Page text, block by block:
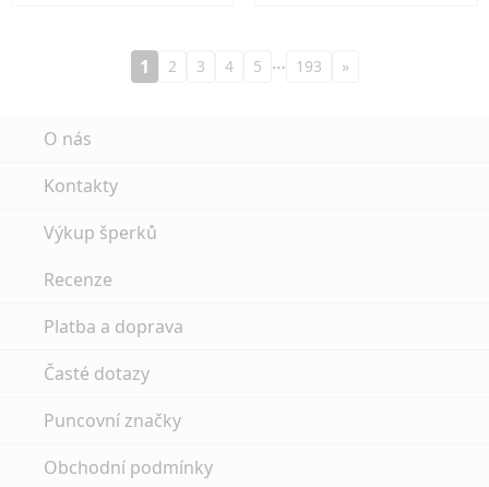
1 2 3 4 5 … 193 »
O nás
Kontakty
Výkup šperků
Recenze
Platba a doprava
Časté dotazy
Puncovní značky
Obchodní podmínky